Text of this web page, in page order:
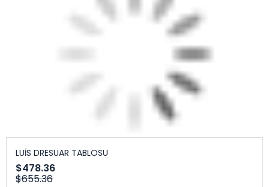
LUİS DRESUAR TABLOSU
$478.36
$655.36